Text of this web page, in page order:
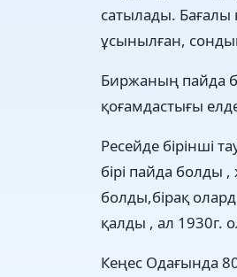
сатылады.
ұсынылған,
Биржаның пайда
қоғамдастығы
Ресейде бірінші
бірі пайда болды
болды,бірақ
қалды , ал 1930г.
Кеңес Одағында